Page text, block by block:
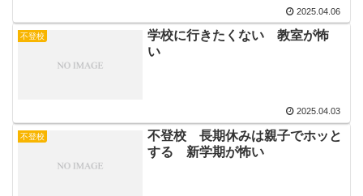
2025.04.06
不登校
学校に行きたくない 教室が怖
い
2025.04.03
不登校
不登校 長期休みは親子でホッと
する 新学期が怖い